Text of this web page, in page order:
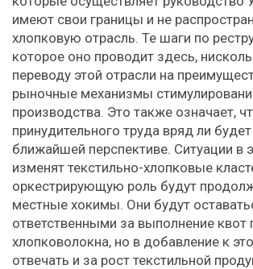
имеют свои границы и не
хлопковую отрасль. Те шаги по
которое оно проводит здесь,
переводу этой отрасли на
рыночные механизмы
производства. Это также означает,
принудительного труда вряд ли
ближайшей перспективе. Ситуации в
изменят текстильно-хлопковые
оркестрирующую роль будут
местные хокимы. Они будут
ответственными за выполнение квот
хлопковолокна, но в добавление к
отвечать и за рост текстильной